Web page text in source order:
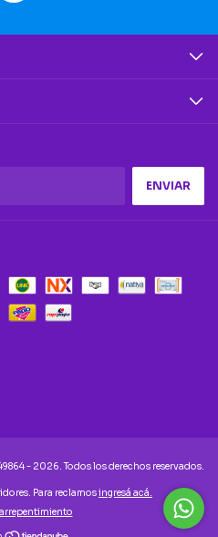
- 2026. Todos los derechos reservados.
Para reclamosingresá acá.